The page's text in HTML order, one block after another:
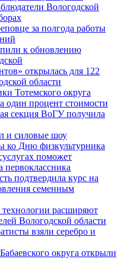
Вологодской
за полгода работы
к обновлению
открылась для 122
области
Тотемского округа
один процент стоимости
секция ВоГУ получила
и силовые шоу
ко Дню физкультурника
поможет
подтвердила курс на
семенным
расширяют
Вологодской области
взяли серебро и
округа открыли